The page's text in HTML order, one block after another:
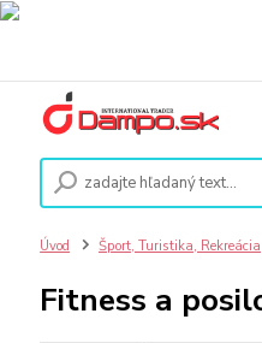
Úvod Šport, Turistika, Rekreácia
Fitness a